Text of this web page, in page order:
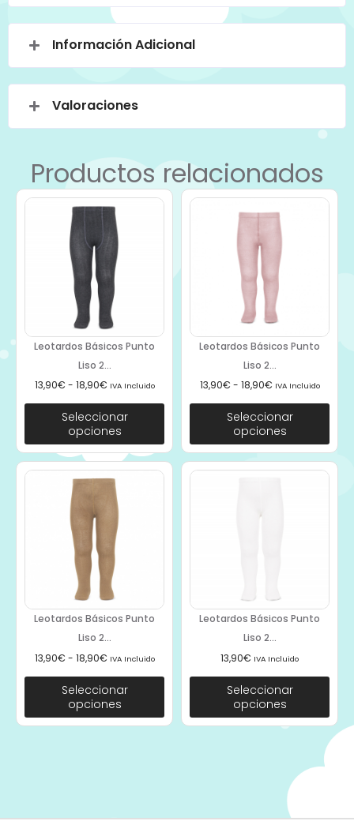
Información Adicional
Valoraciones
Productos relacionados
Leotardos Básicos Punto
Liso 2...
13,90€ - 18,90€ IVA Incluido
Seleccionar
opciones
Leotardos Básicos Punto
Liso 2...
13,90€ - 18,90€ IVA Incluido
Seleccionar
opciones
Leotardos Básicos Punto
Liso 2...
13,90€ - 18,90€ IVA Incluido
Seleccionar
opciones
Leotardos Básicos Punto
Liso 2...
13,90€ IVA Incluido
Seleccionar
opciones